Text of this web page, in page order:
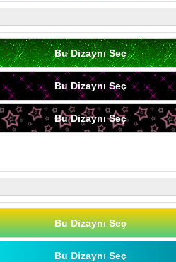
Bu Dizaynı Seç
Bu Dizaynı Seç
Bu Dizaynı Seç
Bu Dizaynı Seç
Bu Dizaynı Seç